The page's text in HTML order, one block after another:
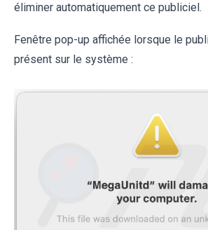
éliminer automatiquement ce publiciel.
Fenêtre pop-up affichée lorsque le
présent sur le système :